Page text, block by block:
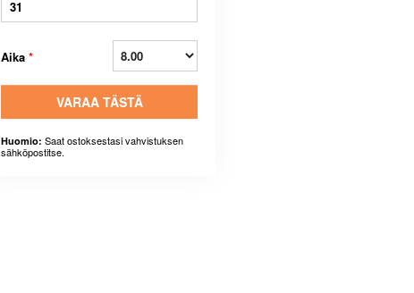
31
Aika *
VARAA TÄSTÄ
Huomio: Saat ostoksestasi vahvistuksen
sähköpostitse.